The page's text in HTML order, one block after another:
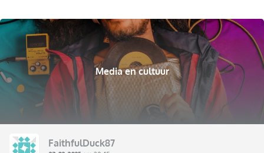
Media en cultuur
FaithfulDuck87